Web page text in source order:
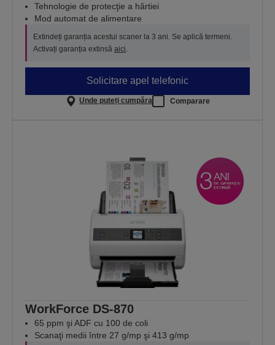
Tehnologie de protecţie a hârtiei
Mod automat de alimentare
Extindeți garanția acestui scaner la 3 ani. Se aplică termeni.
Activați garanția extinsă aici
Solicitare apel telefonic
Unde puteți cumpăra Comparare
WorkForce DS-870
65 ppm şi ADF cu 100 de coli
Scanaţi medii între 27 g/mp şi 413 g/mp